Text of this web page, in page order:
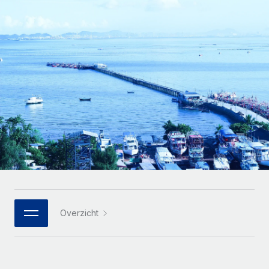
PEO
Ingewikkelde HR-taken eenvoudig uitbesteden
INFRASTRUCTUUR
Remote Embedded
HR naadloos in workflows integreren
Platform
Ingebouwde essentiële HR-functies voor je team
Integraties
GROEIFASE
Start-ups
Flexibele global HR en payroll solutions voor groeiende
Mid-market
Teams uitbreiden met HR solutions op maat
Enterprise
Global HR voor grote bedrijven
WERK MET ONS SAMEN
Strategische technologiepartners
internationale zzp'ers
LEREN MET REMOTE
Onderzoek en gidsen
Casestudy's
HR-woordenlijst
Checklists en templates
Webinars
Français
Deutsch
Español
Italiano
Português (Portugal)
日本語
한국어
Overzicht